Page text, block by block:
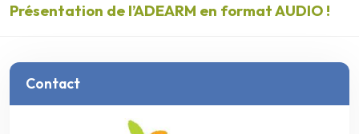
Présentation de l’ADEARM en format AUDIO !
Contact